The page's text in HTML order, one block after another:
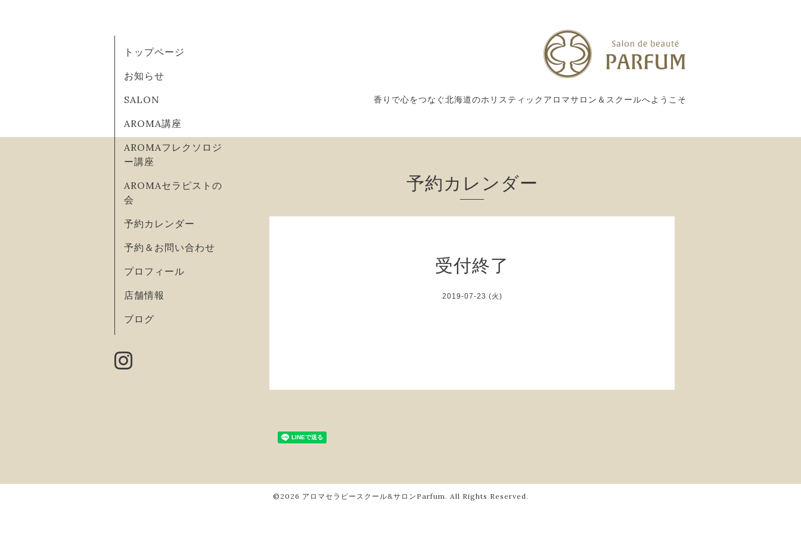
香りで心をつなぐ北海道のホリスティックアロマサロン＆スクールへようこそ
トップページ
お知らせ
SALON
AROMA講座
AROMAフレクソロジ
ー講座
AROMAセラピストの
会
予約カレンダー
予約＆お問い合わせ
プロフィール
店舗情報
ブログ
予約カレンダー
受付終了
2019-07-23 (火)
©2026 アロマセラピースクール&サロンParfum . All Rights Reserved.